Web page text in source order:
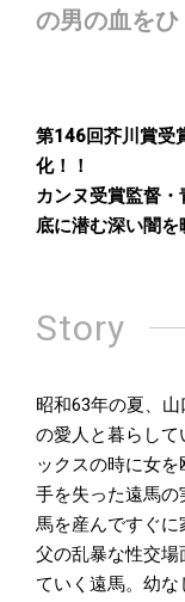
の男の血をひ
第146回芥川賞受
化！！
カンヌ受賞監督
底に潜む深い闇を
Story
昭和63年の夏、
の愛人と暮らし
ックスの時に女
手を失った遠馬
馬を産んですぐ
父の乱暴な性交
ていく遠馬。幼な